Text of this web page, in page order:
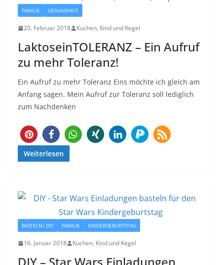
FAMILIE GESUNDHEIT
20. Februar 2018 Kuchen, Kind und Kegel
LaktoseinTOLERANZ – Ein Aufruf
zu mehr Toleranz!
Ein Aufruf zu mehr Toleranz Eins möchte ich gleich am
Anfang sagen. Mein Aufruf zur Toleranz soll lediglich
zum Nachdenken
40
Weiterlesen
BASTELN/ DIY FAMILIE KINDERGEBURTSTAG
16. Januar 2018 Kuchen, Kind und Kegel